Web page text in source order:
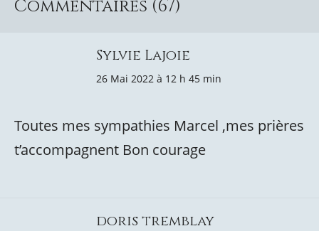
Commentaires (67)
Sylvie Lajoie
26 Mai 2022 à 12 h 45 min
Toutes mes sympathies Marcel ,mes prières
t’accompagnent Bon courage
doris tremblay